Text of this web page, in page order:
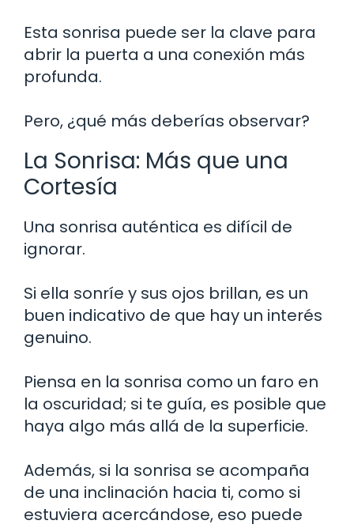
Esta sonrisa puede ser la clave para
abrir la puerta a una conexión más
profunda.
Pero, ¿qué más deberías observar?
La Sonrisa: Más que una
Cortesía
Una sonrisa auténtica es difícil de
ignorar.
Si ella sonríe y sus ojos brillan, es un
buen indicativo de que hay un interés
genuino.
Piensa en la sonrisa como un faro en
la oscuridad; si te guía, es posible que
haya algo más allá de la superficie.
Además, si la sonrisa se acompaña
de una inclinación hacia ti, como si
estuviera acercándose, eso puede